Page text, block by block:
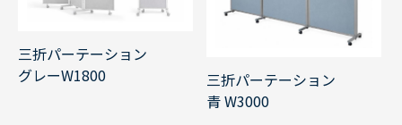
三折パーテーション
グレーW1800
三折パーテーション
青 W3000